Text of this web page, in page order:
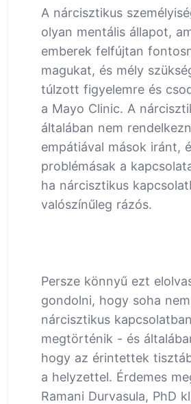
A nárcisztikus
olyan mentális állapot,
emberek felfújtan
magukat, és mély
túlzott figyelemre és
a Mayo Clinic. A
általában nem
empátiával mások iránt,
problémásak a
ha nárcisztikus
valószínűleg rázós.
Persze könnyű ezt
gondolni, hogy soha
nárcisztikus
megtörténik - és
hogy az érintettek
a helyzettel. Érdemes
Ramani Durvasula, PhD